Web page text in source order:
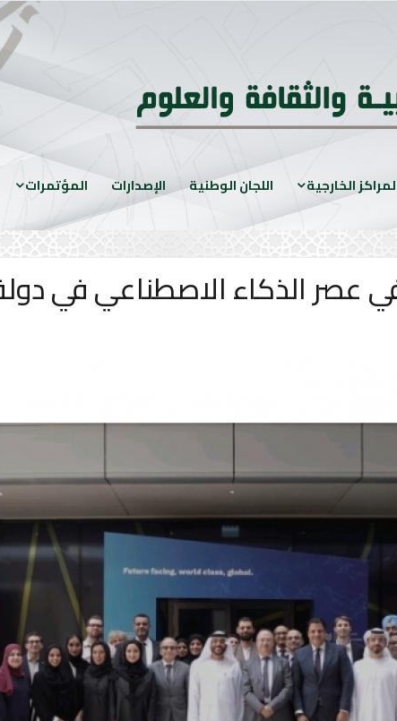
الخارجية اللجان الوطنية الإصدارات المؤتمرات
الذكاء الاصطناعي في دولة